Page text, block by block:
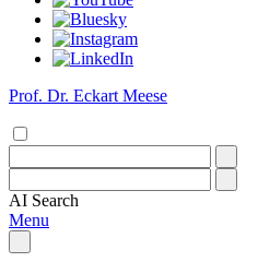
Prof. Dr. Eckart Meese
AI Search
Menu